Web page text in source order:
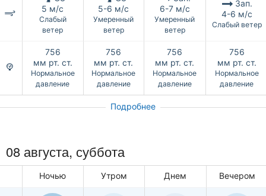
5 м/с
Слабый
ветер
5-6 м/с
Умеренный
ветер
6-7 м/с
Умеренный
ветер
Зап.
4-6 м/с
Слабый ветер
756
мм рт. ст.
Нормальное
давление
756
мм рт. ст.
Нормальное
давление
756
мм рт. ст.
Нормальное
давление
756
мм рт. ст.
Нормальное
давление
Подробнее
08 августа, суббота
Ночью Утром Днем Вечером